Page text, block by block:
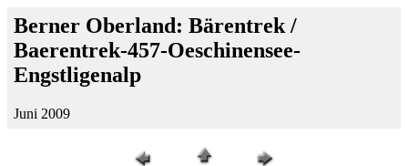
Berner Oberland: Bärentrek /
Baerentrek-457-Oeschinensee-
Engstligenalp
Juni 2009